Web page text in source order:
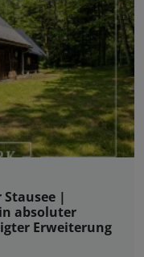
Stausee |
absoluter
Erweiterung